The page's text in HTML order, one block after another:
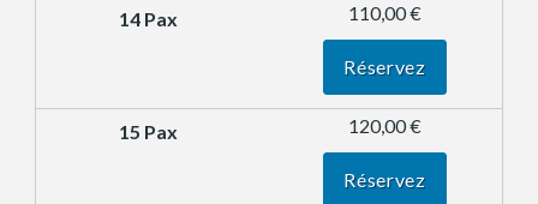
110,00 €
Réservez
120,00 €
Réservez